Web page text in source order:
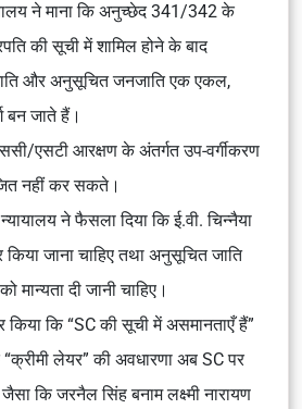
ने माना कि अनुच्छेद 341/342 के
की सूची में शामिल होने के बाद
और अनुसूचित जनजाति एक एकल,
बन जाते हैं।
एसटी आरक्षण के अंतर्गत उप-वर्गीकरण
नहीं कर सकते।
ने फैसला दिया कि ई.वी. चिन्नैया
किया जाना चाहिए तथा अनुसूचित जाति
मान्यता दी जानी चाहिए।
किया कि “SC की सूची में असमानताएँ हैं”
लेयर” की अवधारणा अब SC पर
जैसा कि जरनैल सिंह बनाम लक्ष्मी नारायण